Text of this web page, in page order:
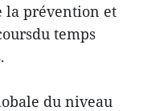
la prévention et
temps
du niveau